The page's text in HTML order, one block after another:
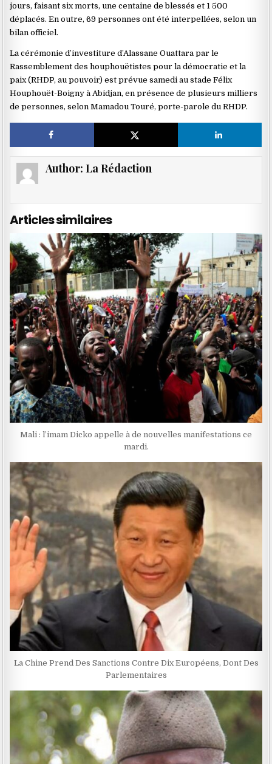
jours, faisant six morts, une centaine de blessés et 1 500
déplacés. En outre, 69 personnes ont été interpellées, selon un
bilan officiel.
La cérémonie d’investiture d’Alassane Ouattara par le
Rassemblement des houphouëtistes pour la démocratie et la
paix (RHDP, au pouvoir) est prévue samedi au stade Félix
Houphouët-Boigny à Abidjan, en présence de plusieurs milliers
de personnes, selon Mamadou Touré, porte-parole du RHDP.
Author: La Rédaction
Articles similaires
Mali : l’imam Dicko appelle à de nouvelles manifestations ce
mardi.
La Chine Prend Des Sanctions Contre Dix Européens, Dont Des
Parlementaires